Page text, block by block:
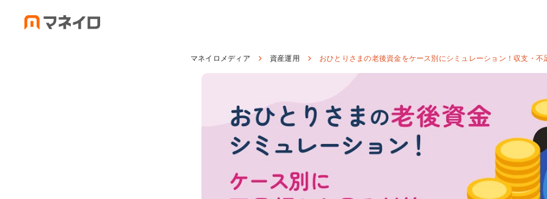
マネイロメディア 資産運用 おひとりさまの老後資金をケース別にシミュレーション！収支・不